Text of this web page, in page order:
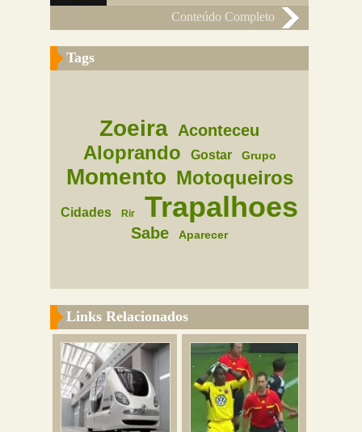
Conteúdo Completo
Tags
Zoeira Aconteceu
Aloprando Gostar Grupo
Momento Motoqueiros
Cidades Rir Trapalhoes
Sabe Aparecer
Links Relacionados